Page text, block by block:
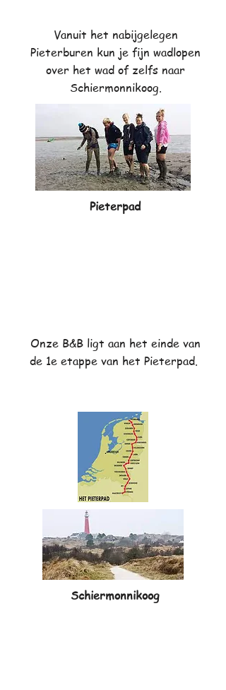
Vanuit het nabijgelegen
Pieterburen kun je fijn wadlopen
over het wad of zelfs naar
Schiermonnikoog.
Pieterpad
Onze B&B ligt aan het einde van
de 1e etappe van het Pieterpad.
Schiermonnikoog